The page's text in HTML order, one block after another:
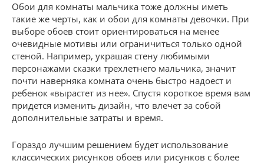
Обои для комнаты мальчика тоже должны иметь
такие же черты, как и обои для комнаты девочки. При
выборе обоев стоит ориентироваться на менее
очевидные мотивы или ограничиться только одной
стеной. Например, украшая стену любимыми
персонажами сказки трехлетнего мальчика, значит
почти наверняка комната очень быстро надоест и
ребенок «вырастет из нее». Спустя короткое время вам
придется изменить дизайн, что влечет за собой
дополнительные затраты и время.
Гораздо лучшим решением будет использование
классических рисунков обоев или рисунков с более